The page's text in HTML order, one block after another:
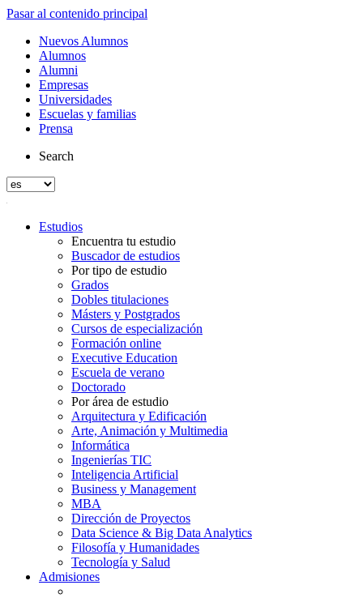
Pasar al contenido principal
Nuevos Alumnos
Alumnos
Alumni
Empresas
Universidades
Escuelas y familias
Prensa
Search
Estudios
Encuentra tu estudio
Buscador de estudios
Por tipo de estudio
Grados
Dobles titulaciones
Másters y Postgrados
Cursos de especialización
Formación online
Executive Education
Escuela de verano
Doctorado
Por área de estudio
Arquitectura y Edificación
Arte, Animación y Multimedia
Informática
Ingenierías TIC
Inteligencia Artificial
Business y Management
MBA
Dirección de Proyectos
Data Science & Big Data Analytics
Filosofía y Humanidades
Tecnología y Salud
Admisiones